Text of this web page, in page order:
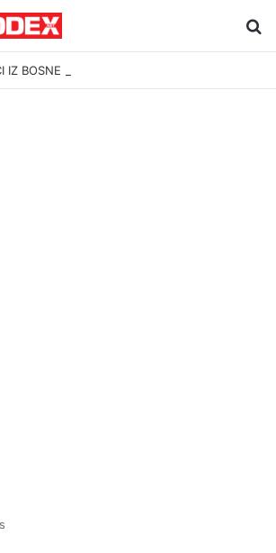
IZ BOSNE OTKRILI NACIZAM U – BOSNI!